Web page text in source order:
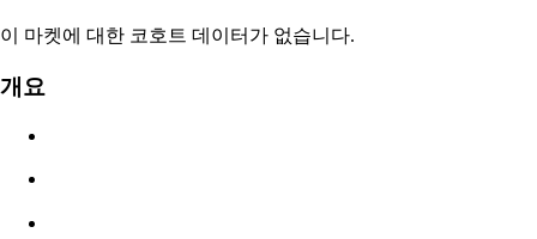
해당 없음
이 마켓에 대한 코호트 데이터가 없습니다.
개요